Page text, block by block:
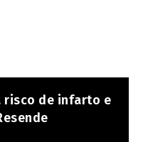
risco de infarto e